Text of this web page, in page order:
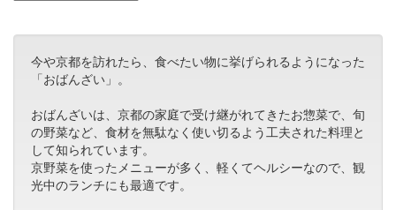
今や京都を訪れたら、食べたい物に挙げられるようになった
「おばんざい」。
おばんざいは、京都の家庭で受け継がれてきたお惣菜で、旬
の野菜など、食材を無駄なく使い切るよう工夫された料理と
して知られています。
京野菜を使ったメニューが多く、軽くてヘルシーなので、観
光中のランチにも最適です。